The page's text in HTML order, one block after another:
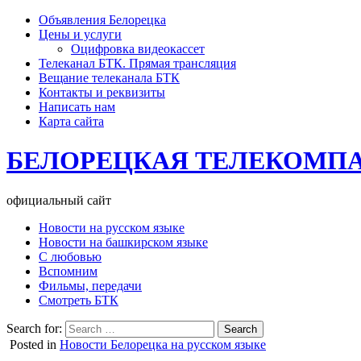
Объявления Белорецка
Цены и услуги
Оцифровка видеокассет
Телеканал БТК. Прямая трансляция
Вещание телеканала БТК
Контакты и реквизиты
Написать нам
Карта сайта
БЕЛОРЕЦКАЯ
официальный сайт
Новости на русском языке
Новости на башкирском языке
С любовью
Вспомним
Фильмы, передачи
Смотреть БТК
Search for:
Posted in Новости Белорецка на русском языке